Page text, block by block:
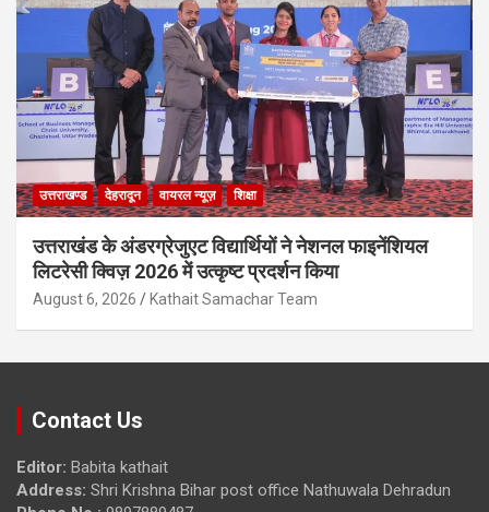
उत्तराखण्ड देहरादून वायरल न्यूज़ शिक्षा
उत्तराखंड के अंडरग्रेजुएट विद्यार्थियों ने नेशनल फाइनेंशियल
लिटरेसी क्विज़ 2026 में उत्कृष्ट प्रदर्शन किया
August 6, 2026 Kathait Samachar Team
Contact Us
Editor: Babita kathait
Address: Shri Krishna Bihar post office Nathuwala Dehradun